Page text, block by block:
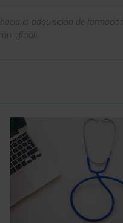
la adquisición de
oficial».